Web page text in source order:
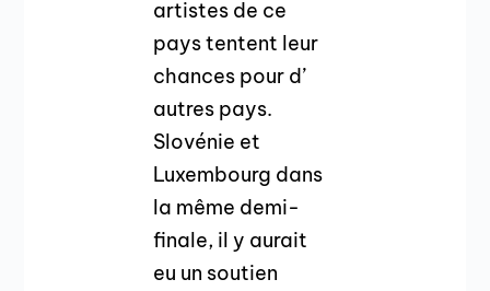
artistes de ce
pays tentent leur
chances pour d’
autres pays.
Slovénie et
Luxembourg dans
la même demi-
finale, il y aurait
eu un soutien